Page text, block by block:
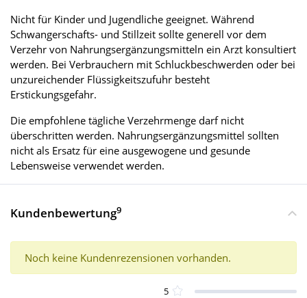
Nicht für Kinder und Jugendliche geeignet. Während
Schwangerschafts- und Stillzeit sollte generell vor dem
Verzehr von Nahrungsergänzungsmitteln ein Arzt konsultiert
werden. Bei Verbrauchern mit Schluckbeschwerden oder bei
unzureichender Flüssigkeitszufuhr besteht
Erstickungsgefahr.
Die empfohlene tägliche Verzehrmenge darf nicht
überschritten werden. Nahrungsergänzungsmittel sollten
nicht als Ersatz für eine ausgewogene und gesunde
Lebensweise verwendet werden.
Kundenbewertung9
Noch keine Kundenrezensionen vorhanden.
5